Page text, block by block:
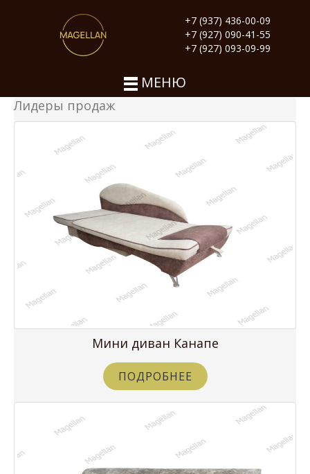
+7 (937) 436-00-09
+7 (927) 090-41-55
+7 (927) 093-09-99
МЕНЮ
Лидеры продаж
Мини диван Канапе
ПОДРОБНЕЕ